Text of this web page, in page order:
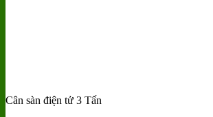
Add to wishlist
Cân sàn điện tử 3 Tấn